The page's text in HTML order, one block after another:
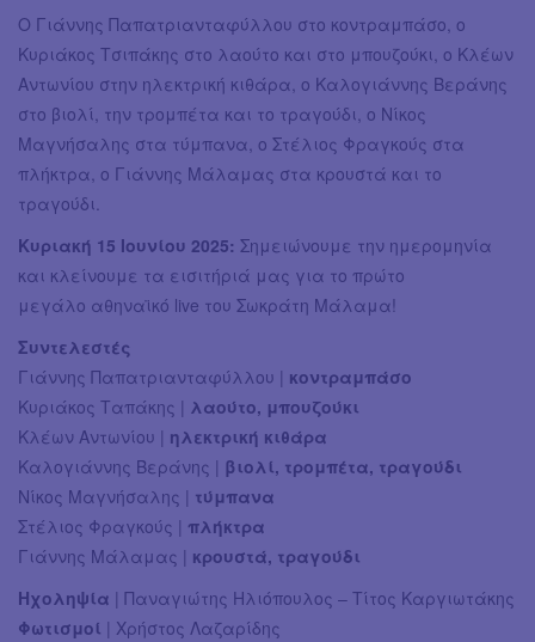
Ο Γιάννης Παπατριανταφύλλου στο κοντραμπάσο, ο
Κυριάκος Τσιπάκης στο λαούτο και στο μπουζούκι, ο Κλέων
Αντωνίου στην ηλεκτρική κιθάρα, ο Καλογιάννης Βεράνης
στο βιολί, την τρομπέτα και το τραγούδι, ο Νίκος
Μαγνήσαλης στα τύμπανα, ο Στέλιος Φραγκούς στα
πλήκτρα, ο Γιάννης Μάλαμας στα κρουστά και το
τραγούδι.
Κυριακή 15 Ιουνίου 2025: Σημειώνουμε την ημερομηνία
και κλείνουμε τα εισιτήριά μας για το πρώτο
μεγάλο αθηναϊκό live του Σωκράτη Μάλαμα!
Συντελεστές
Γιάννης Παπατριανταφύλλου | κοντραμπάσο
Κυριάκος Ταπάκης | λαούτο, μπουζούκι
Κλέων Αντωνίου | ηλεκτρική κιθάρα
Καλογιάννης Βεράνης | βιολί, τρομπέτα, τραγούδι
Νίκος Μαγνήσαλης | τύμπανα
Στέλιος Φραγκούς | πλήκτρα
Γιάννης Μάλαμας | κρουστά, τραγούδι
Ηχοληψία | Παναγιώτης Ηλιόπουλος – Τίτος Καργιωτάκης
Φωτισμοί | Χρήστος Λαζαρίδης